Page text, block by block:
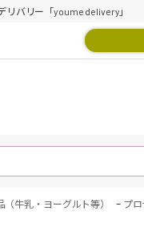
リバリー「youme delivery」
（牛乳・ヨーグルト等） - プ